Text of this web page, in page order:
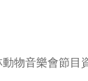
物音樂會節目